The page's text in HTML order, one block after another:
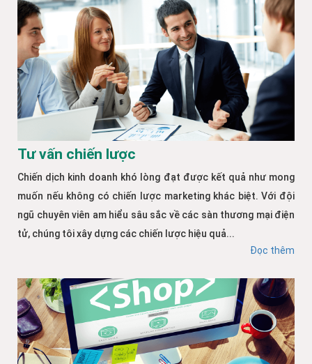
Tư vấn chiến lược
Chiến dịch kinh doanh khó lòng đạt được kết quả như mong
muốn nếu không có chiến lược marketing khác biệt. Với đội
ngũ chuyên viên am hiểu sâu sắc về các sàn thương mại điện
tử, chúng tôi xây dựng các chiến lược hiệu quả...
Đọc thêm